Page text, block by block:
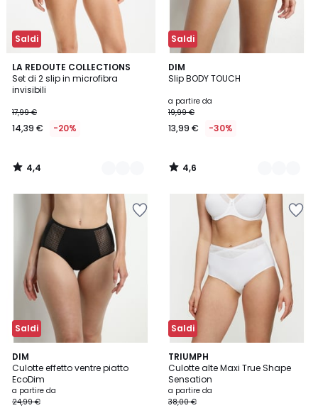
Saldi
LA REDOUTE COLLECTIONS
Set di 2 slip in microfibra
invisibili
17,99 €
14,39 € -20%
4,4
/ 5
2
Colori
4,4
/
Saldi
DIM
Slip BODY TOUCH
a partire da
19,99 €
13,99 € -30%
4,6
/ 5
3
Colori
4,6
/
Saldi
DIM
Culotte effetto ventre piatto
EcoDim
a partire da
24,99 €
4,5
/ 5
3
Colori
Saldi
TRIUMPH
Culotte alte Maxi True Shape
Sensation
a partire da
38,00 €
4,7
/ 5
3
Colori